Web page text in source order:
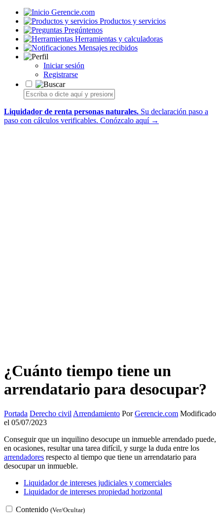
Gerencie.com
Productos y servicios
Pregúntenos
Herramientas y calculadoras
Mensajes recibidos
Iniciar sesión
Registrarse
Liquidador de renta personas naturales. Su declaración paso a
paso con cálculos verificables. Conózcalo aquí →
¿Cuánto tiempo tiene un
arrendatario para desocupar?
Portada Derecho civil Arrendamiento PorGerencie.com Modificado
el 05/07/2023
Conseguir que un inquilino desocupe un inmueble arrendado puede,
en ocasiones, resultar una tarea difícil, y surge la duda entre los
arrendadores respecto al tiempo que tiene un arrendatario para
desocupar un inmueble.
Liquidador de intereses judiciales y comerciales
Liquidador de intereses propiedad horizontal
Contenido (Ver/Ocultar)